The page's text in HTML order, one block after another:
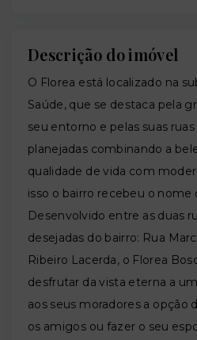
Descrição do imóvel
O Florea está localizado na
Saúde, que se destaca pela
seu entorno e pelas suas
planejadas combinando a
qualidade de vida com
isso o bairro recebeu o nome
Desenvolvido entre as duas
desejadas do bairro: Rua
Ribeiro Lacerda, o Florea
desfrutar da vista eterna a
aos seus moradores a opção
os amigos ou fazer o seu